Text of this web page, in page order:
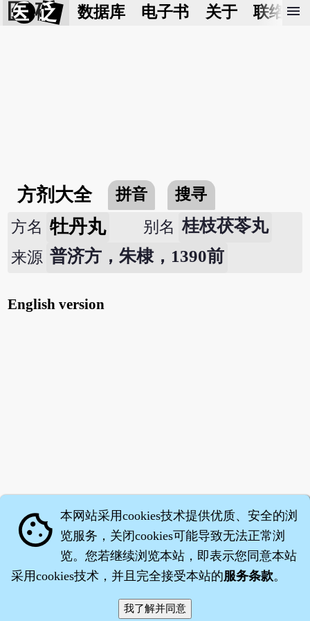
医 砭 数据库 电子书 关于 联络我
menu
方剂大全 拼音
搜寻
方名 牡丹丸 别名 桂枝茯苓丸
来源 普济方，朱棣，1390前
English version
·沈药子©2008～2026
cookie 本网站采用cookies技术提供优质、安全的浏
览服务，关闭cookies可能导致无法正常浏
览。您若继续浏览本站，即表示您同意本站
采用cookies技术，并且完全接受本站的服务条款。